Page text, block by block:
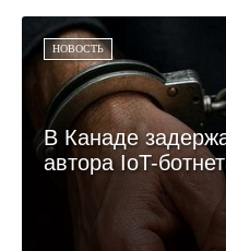
НОВОСТЬ
В Канаде
автора IoT-